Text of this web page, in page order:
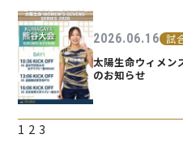
2026.06.16 試
太陽生命ウィメン
のお知らせ
1 2 3